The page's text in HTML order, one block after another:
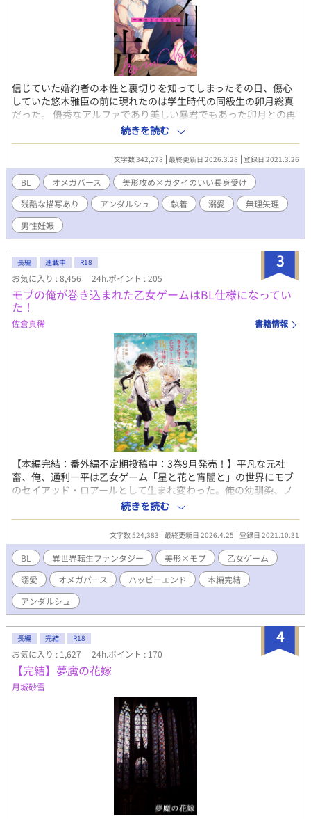
信じていた婚約者の本性と裏切りを知ってしまったその日、傷心
していた悠木雅臣の前に現れたのは学生時代の同級生の卯月総真
だった。 優秀なアルファであり美しい暴君でもあった卯月との再
会に雅臣はひどく戸惑う。というのも、雅臣には十年ほど前に卯
月から持ちかけられた婚約話を断った過去があったからだ。 だか
らといって、今も卯月が雅臣を好きでいるなんてそんなはずはな
い。そう雅臣は思っていたのだが── 失敗作だと貶され傷つけら
れてきたガタイのいい長身オメガが、一途な俺様アルファにとろ
とろに愛されて幸せになる話。 口の悪い美形α×ネガティブな不
憫Ω 本編完結済み。 時々、後日談や番外編などを更新してます。
※オメガバースに関しての独自設定等あり。 ※本編と後日談にサ
ブカプあり。 ◇第9回BL小説大賞にて奨励賞を頂きました。応援
続きを読む
文字数 342,278 最終更新日 2026.3.28 登録日 2021.3.26
BL オメガバース
美形攻め×ガタイのいい長身受け
残酷な描写あり
アンダルシュ 執着 溺愛
無理矢理
男性妊娠
3
長編 連載中 R18
お気に入り : 8,456 24h.ポイント : 205
モブの俺が巻き込まれた乙女ゲームはBL仕様になってい
た！
佐倉真稀 書籍情報
【本編完結：番外編不定期投稿中：3巻9月発売！】平凡な元社
畜、俺、通利一平は乙女ゲーム「星と花と宵闇と」の世界にモブ
のセイアッド・ロアールとして生まれ変わった。俺の幼馴染、ノ
クス・ウースィクは前世の最推しで「星宵」のラスボスで隠し攻
略対象者。そんなノクスをラスボスにしたくない俺は闇落ちから
救おうと努力を重ねる。おかげで俺とノクスは超仲良し。そんな
中、衝撃の事実が発覚！ え？ 第2の性がある？ それってオメ
ガバースっていうんじゃね？ それってもう、乙女ゲーじゃな
く……BLゲーだろ！？ 基本コメディ色多めです。※が付く話は
背後注意。※第9回BL小説大賞応援ありがとうございました。お
かげさまで奨励賞いただきました。 ※R5.7.5書籍化に伴いタイ
トル変更（旧題:モブの俺が巻き込まれた乙女ゲームはいつの間に
刊行。皆様の応援のおかげです！ ありがとうございました。※
章位置変更 冒険者として活動開始！(10～12歳）をクエストの
前に差し込みました。クエスト以下14歳までを魔の森での冒険者
活動に章変更いたしました。
続きを読む
文字数 524,383 最終更新日 2026.4.25 登録日 2021.10.31
BL 異世界転生ファンタジー 美形×モブ
乙女ゲーム
溺愛
オメガバース ハッピーエンド
本編完結
アンダルシュ
4
長編 完結 R18
お気に入り : 1,627 24h.ポイント : 170
【完結】夢魔の花嫁
月城砂雪